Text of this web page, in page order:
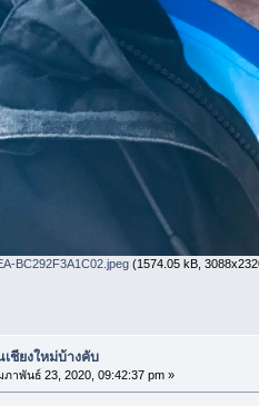
BC292F3A1C02.jpeg (1574.05 kB,
เชียงใหม่บ้างคับ
ภาพันธ์ 23, 2020, 09:42:37 pm »